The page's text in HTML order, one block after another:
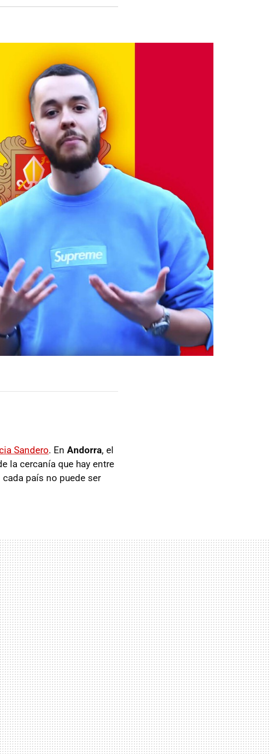
Sandero. En Andorra, el
la cercanía que hay entre
país no puede ser